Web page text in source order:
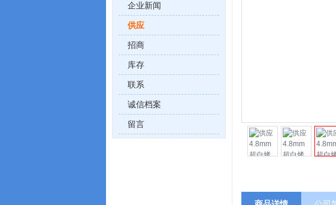
企业新闻
供应
招商
库存
联系
诚信档案
留言